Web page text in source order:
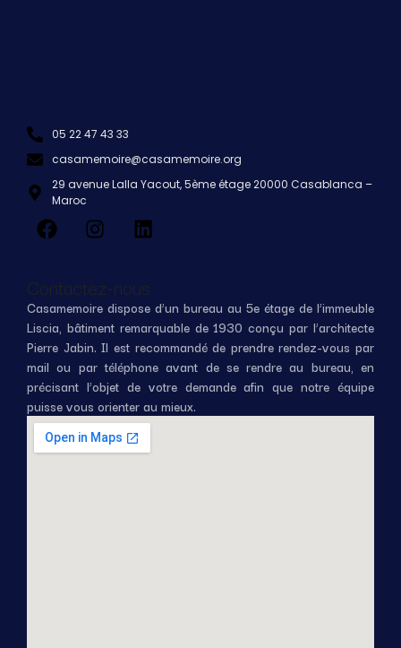
Contactez-nous
Casamemoire dispose d’un bureau au 5e étage de l’immeuble
Liscia, bâtiment remarquable de 1930 conçu par l’architecte
Pierre Jabin. Il est recommandé de prendre rendez-vous par
mail ou par téléphone avant de se rendre au bureau, en
précisant l’objet de votre demande afin que notre équipe
puisse vous orienter au mieux.
05 22 47 43 33
casamemoire@casamemoire.org
29 avenue Lalla Yacout, 5ème étage 20000 Casablanca –
Maroc